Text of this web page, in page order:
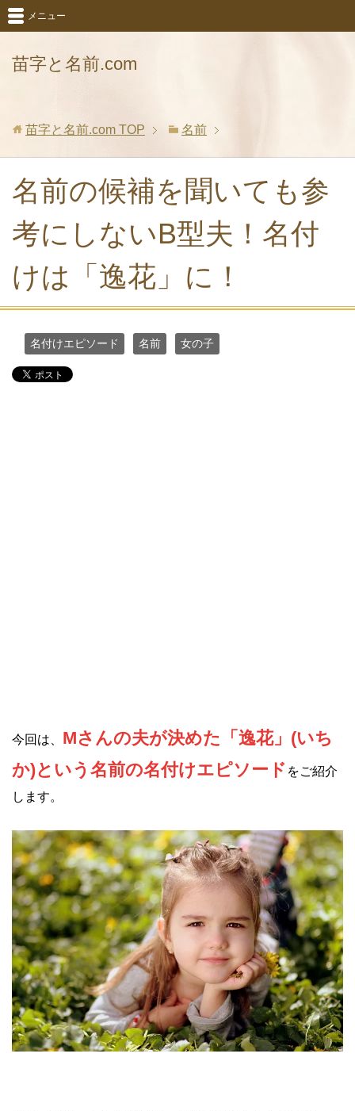
苗字と名前.com
メニュー
苗字と名前.com TOP 名前
名前の候補を聞いても参
考にしないB型夫！名付
けは「逸花」に！
名付けエピソード 名前 女の子
今回は、 Mさんの夫が決めた「逸花」(いち
か)という名前の名付けエピソード をご紹介
します。